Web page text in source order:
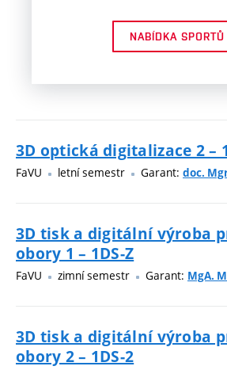
NABÍDKA SPORTŮ
3D optická digitalizace 2 –
FaVU letní semestr Garant: doc.
3D tisk a digitální výroba
obory 1 – 1DS-Z
FaVU zimní semestr Garant: MgA.
3D tisk a digitální výroba
obory 2 – 1DS-2